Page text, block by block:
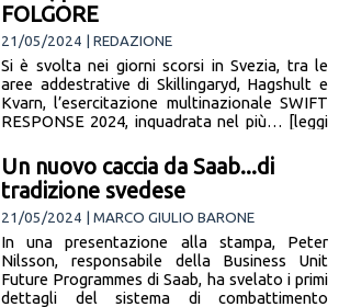
FOLGORE
21/05/2024 | REDAZIONE
Si è svolta nei giorni scorsi in Svezia, tra le
aree addestrative di Skillingaryd, Hagshult e
Kvarn, l’esercitazione multinazionale SWIFT
RESPONSE 2024, inquadrata nel più… [leggi
Un nuovo caccia da Saab...di
tradizione svedese
21/05/2024 | MARCO GIULIO BARONE
In una presentazione alla stampa, Peter
Nilsson, responsabile della Business Unit
Future Programmes di Saab, ha svelato i primi
dettagli del sistema di combattimento